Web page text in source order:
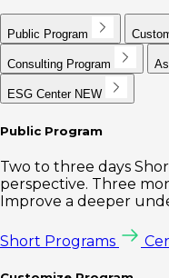
Public Program
Consulting Program
ESG Center NEW
Public Program
Two to three days
perspective. Three
Improve a deeper
Short Programs